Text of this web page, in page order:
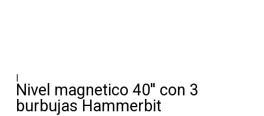
|
Nivel magnetico 40'' con 3
burbujas Hammerbit